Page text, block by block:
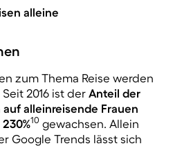
alleine
zum Thema Reise werden
Seit 2016 ist der Anteil der
alleinreisende Frauen
10 gewachsen. Allein
Google Trends lässt sich